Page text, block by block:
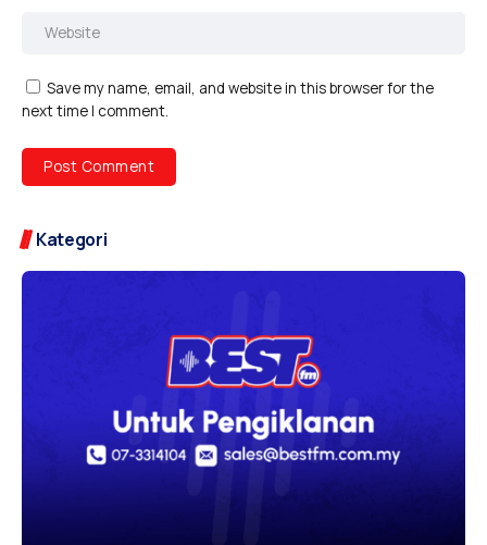
Save my name, email, and website in this browser for the
next time I comment.
Kategori